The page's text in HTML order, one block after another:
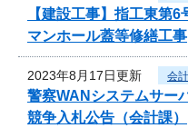
【建設工事】指工東第
マンホール蓋等修繕工事
2023年8月17日更新 会
警察WANシステムサー
競争入札公告（会計課）